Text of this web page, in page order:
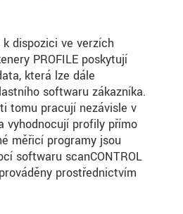
dispozici ve verzích
PROFILE poskytují
která lze dále
softwaru zákazníka.
tomu pracují nezávisle v
vyhodnocují profily přímo
měřicí programy jsou
softwaru scanCONTROL
prostřednictvím